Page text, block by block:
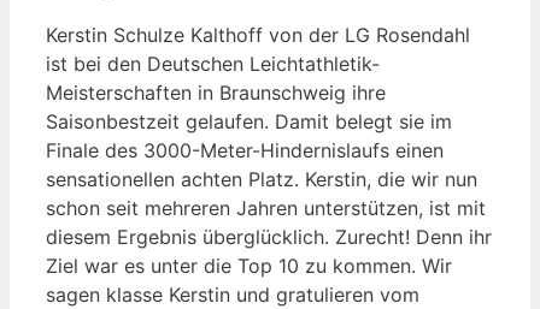
Kerstin Schulze Kalthoff von der LG Rosendahl
ist bei den Deutschen Leichtathletik-
Meisterschaften in Braunschweig ihre
Saisonbestzeit gelaufen. Damit belegt sie im
Finale des 3000-Meter-Hindernislaufs einen
sensationellen achten Platz. Kerstin, die wir nun
schon seit mehreren Jahren unterstützen, ist mit
diesem Ergebnis überglücklich. Zurecht! Denn ihr
Ziel war es unter die Top 10 zu kommen. Wir
sagen klasse Kerstin und gratulieren vom